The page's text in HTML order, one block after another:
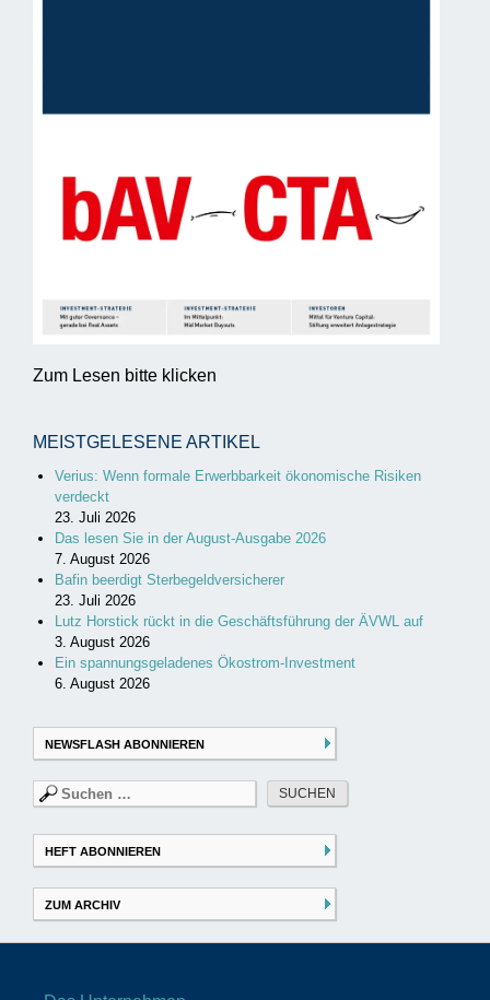
Zum Lesen bitte klicken
MEISTGELESENE ARTIKEL
Verius: Wenn formale Erwerbbarkeit ökonomische Risiken
verdeckt
23. Juli 2026
Das lesen Sie in der August-Ausgabe 2026
7. August 2026
Bafin beerdigt Sterbegeldversicherer
23. Juli 2026
Lutz Horstick rückt in die Geschäftsführung der ÄVWL auf
3. August 2026
Ein spannungsgeladenes Ökostrom-Investment
6. August 2026
NEWSFLASH ABONNIEREN
Suchen
nach:
HEFT ABONNIEREN
ZUM ARCHIV